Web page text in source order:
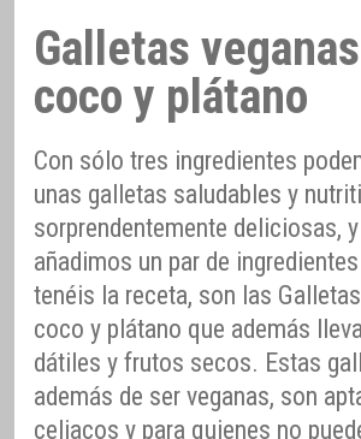
Galletas
coco y plátano
Con sólo tres ingredientes
unas galletas saludables y
sorprendentemente deliciosas,
añadimos un par de
tenéis la receta, son las
coco y plátano que además
dátiles y frutos secos. Estas
además de ser veganas, son
celiacos y para quienes no